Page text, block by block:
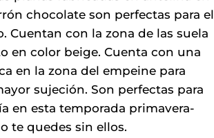
era:
25,00 €.
es:
17,50 €.
chocolate son perfectas para el
Cuentan con la zona de las suela
en color beige. Cuenta con una
en la zona del empeine para
sujeción. Son perfectas para
en esta temporada primavera-
te quedes sin ellos.